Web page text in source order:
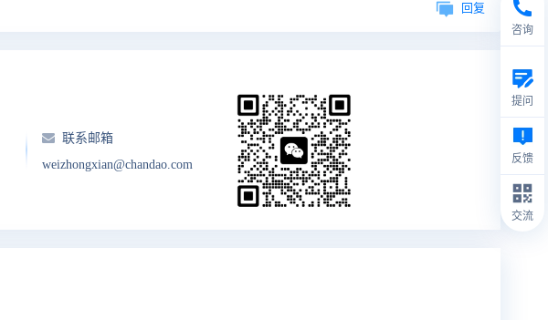
回复
联系邮箱
weizhongxian@chandao.com
咨询
提问
反馈
交流